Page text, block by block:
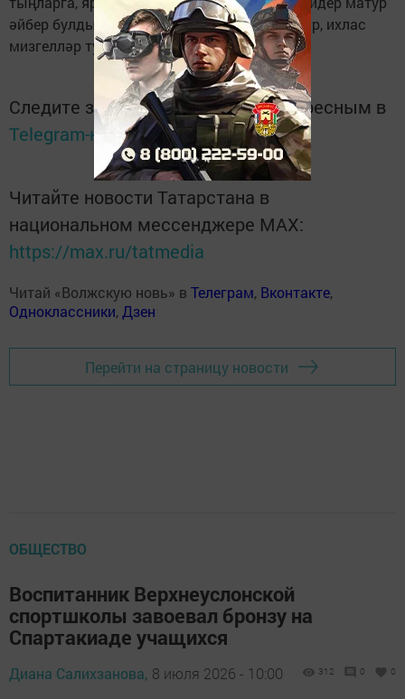
әйбер булдырырга әзер булган гади кешеләр, ихлас
мизгелләр турында булуын искәртте.
Следите за самым важным и интересным в
Telegram-каналеТатмедиа
Читайте новости Татарстана в
национальном мессенджере MАХ:
https://max.ru/tatmedia
Читай «Волжскую новь» в Телеграм, Вконтакте,
Одноклассники,Дзен
Перейти на страницу новости
ОБЩЕСТВО
Воспитанник Верхнеуслонской
спортшколы завоевал бронзу на
Спартакиаде учащихся
Диана Салихзанова, 8 июля 2026 - 10:00 312 0 0